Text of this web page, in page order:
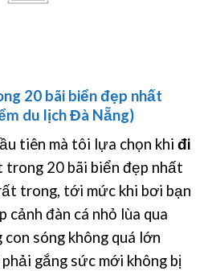
20 bãi biển đẹp nhất
du lịch Đà Nẵng)
tiên mà tôi lựa chọn khi đi
trong 20 bãi biển đẹp nhất
trong, tới mức khi bơi bạn
đàn cá nhỏ lùa qua
sóng không quá lớn
gắng sức mới không bị